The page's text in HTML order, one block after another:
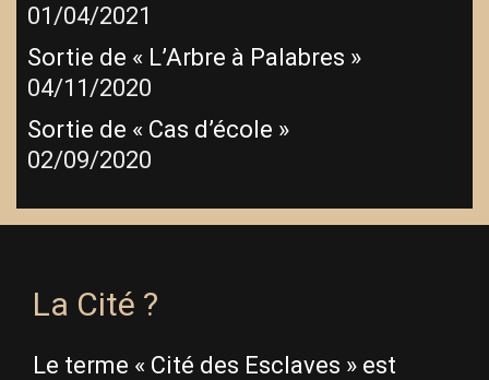
01/04/2021
Sortie de « L’Arbre à Palabres »
04/11/2020
Sortie de « Cas d’école »
02/09/2020
La Cité ?
Le terme « Cité des Esclaves » est